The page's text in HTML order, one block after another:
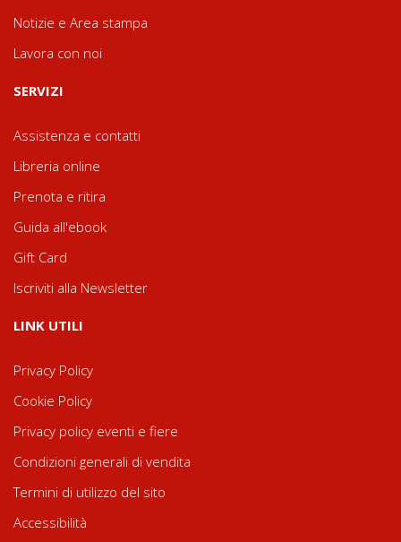
Notizie e Area stampa
Lavora con noi
SERVIZI
Assistenza e contatti
Libreria online
Prenota e ritira
Guida all'ebook
Gift Card
Iscriviti alla Newsletter
LINK UTILI
Privacy Policy
Cookie Policy
Privacy policy eventi e fiere
Condizioni generali di vendita
Termini di utilizzo del sito
Accessibilità